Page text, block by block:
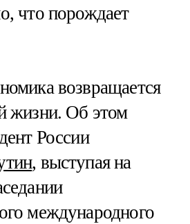
что порождает
возвращается
жизни. Об этом
России
, выступая на
международного